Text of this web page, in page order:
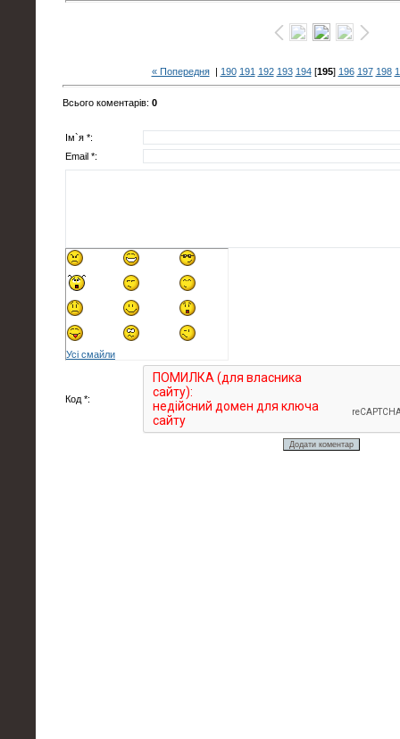
« Попередня| 190 191 192 193 194[195] 196 197 198
Всього коментарів: 0
Ім`я *:
Email *:
Усі смайли
Код *: